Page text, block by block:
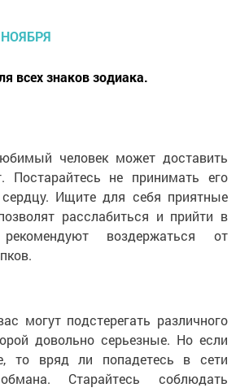
всех знаков зодиака.
человек может доставить
Постарайтесь не принимать его
Ищите для себя приятные
расслабиться и прийти в
воздержаться от
могут подстерегать различного
довольно серьезные. Но если
то вряд ли попадетесь в сети
Старайтесь соблюдать